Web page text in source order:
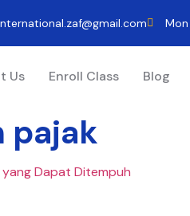
Us Enroll Class Blog
pajak
yang Dapat Ditempuh